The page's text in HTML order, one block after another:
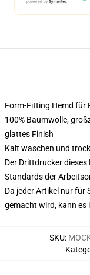
Form-Fitting Hemd für
100% Baumwolle,
glattes Finish
Kalt waschen und
Der Drittdrucker
Standards der
Da jeder Artikel nur für
gemacht wird, kann es
SKU: